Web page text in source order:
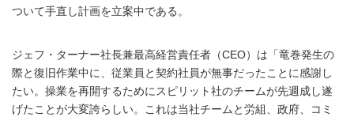
ついて手直し計画を立案中である。
ジェフ・ターナー社長兼最高経営責任者（CEO）は「竜巻発生の
際と復旧作業中に、従業員と契約社員が無事だったことに感謝し
たい。操業を再開するためにスピリット社のチームが先週成し遂
げたことが大変誇らしい。これは当社チームと労組、政府、コミ